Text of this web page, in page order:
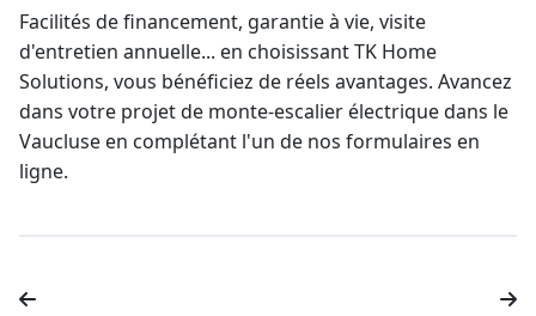
Facilités definancement, garantie à vie, visite
d'entretien annuelle... en choisissant TK Home
Solutions, vous bénéficiez de réels avantages. Avancez
dans votre projet de monte-escalier électrique dans le
Vaucluse en complétant l'un de nos formulaires en
ligne.